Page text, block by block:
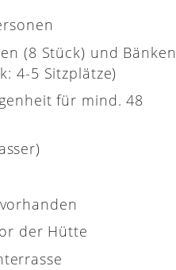
(8 Stück) und Bänken
4-5 Sitzplätze)
für mind. 48
der Hütte